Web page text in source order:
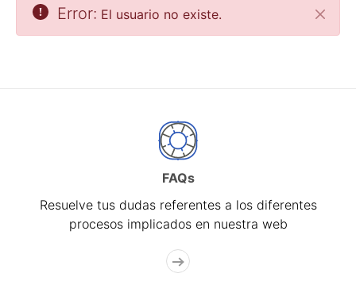
Mostrar/Ocultar
Mostrar/Ocultar
Cerrar
Error: El usuario no existe.
FAQs
Resuelve tus dudas referentes a los diferentes
procesos implicados en nuestra web